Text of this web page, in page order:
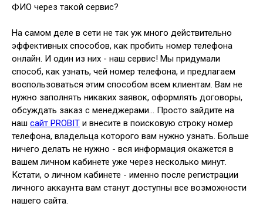
ФИО через такой сервис?
На самом деле в сети не так уж много действительно
эффективных способов, как пробить номер телефона
онлайн. И один из них - наш сервис! Мы придумали
способ, как узнать, чей номер телефона, и предлагаем
воспользоваться этим способом всем клиентам. Вам не
нужно заполнять никаких заявок, оформлять договоры,
обсуждать заказ с менеджерами… Просто зайдите на
наш сайт PROBIT и внесите в поисковую строку номер
телефона, владельца которого вам нужно узнать. Больше
ничего делать не нужно - вся информация окажется в
вашем личном кабинете уже через несколько минут.
Кстати, о личном кабинете - именно после регистрации
личного аккаунта вам станут доступны все возможности
нашего сайта.